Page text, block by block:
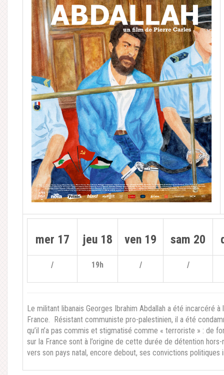
mer 17 jeu 18 ven 19 sam 20
/ 19h / /
Le militant libanais Georges Ibrahim Abdallah a été incarcéré
France. Résistant communiste pro-palestinien, il a été
qu’il n’a pas commis et stigmatisé comme « terroriste » : de
sur la France sont à l’origine de cette durée de détention
vers son pays natal, encore debout, ses convictions politiques